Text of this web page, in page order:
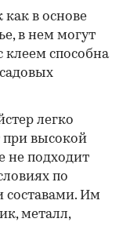
как в основе
в нем могут
клеем способна
легко
при высокой
не подходит
по
составами. Им
металл,